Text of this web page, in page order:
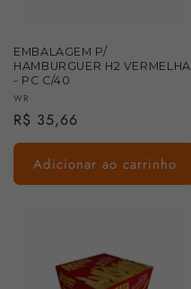
EMBALAGEM P/
HAMBURGUER H2 VERMELHA
- PC C/40
Fornecedor:
WR
Preço
normal
R$ 35,66
Adicionar ao carrinho